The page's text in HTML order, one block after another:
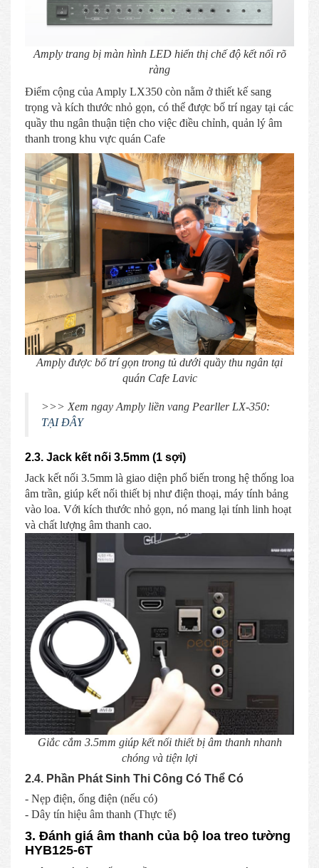
Amply trang bị màn hình LED hiển thị chế độ kết nối rõ
ràng
Điểm cộng của Amply LX350 còn nằm ở thiết kế sang
trọng và kích thước nhỏ gọn, có thể được bố trí ngay tại các
quầy thu ngân thuận tiện cho việc điều chỉnh, quản lý âm
thanh trong khu vực quán Cafe
Amply được bố trí gọn trong tủ dưới quầy thu ngân tại
quán Cafe Lavic
>>> Xem ngay Amply liền vang Pearller LX-350:
TẠI ĐÂY
2.3. Jack kết nối 3.5mm (1 sợi)
Jack kết nối 3.5mm là giao diện phổ biến trong hệ thống loa
âm trần, giúp kết nối thiết bị như điện thoại, máy tính bảng
vào loa. Với kích thước nhỏ gọn, nó mang lại tính linh hoạt
và chất lượng âm thanh cao.
Giắc cắm 3.5mm giúp kết nối thiết bị âm thanh nhanh
chóng và tiện lợi
2.4. Phần Phát Sinh Thi Công Có Thể Có
- Nẹp điện, ống điện (nếu có)
- Dây tín hiệu âm thanh (Thực tế)
3. Đánh giá âm thanh của bộ loa treo tường
HYB125-6T